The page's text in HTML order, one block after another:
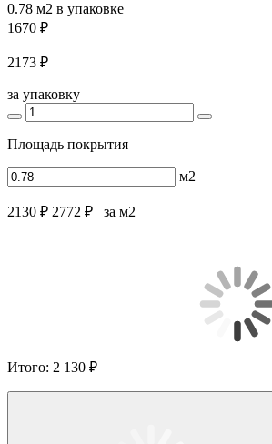
0.78 м2 в упаковке
1670 ₽
2173 ₽
за упаковку
Площадь покрытия
м2
2130 ₽ 2772 ₽ за м2
Итого: 2 130 ₽